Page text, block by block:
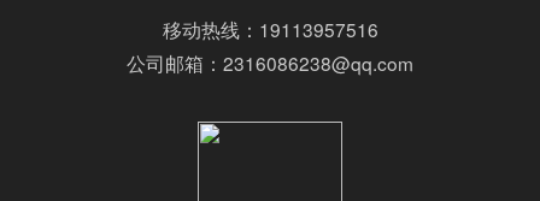
移动热线：19113957516
公司邮箱：2316086238@qq.com